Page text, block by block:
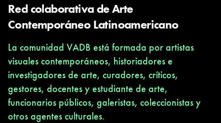
travestido como proyecto y realizó distintas muestras. Es autor
del libro Museo Travesti del Perú (2003-2008).
Red colaborativa de Arte
Contemporáneo Latinoamericano
La comunidad VADB está formada por artistas
visuales contemporáneos, historiadores e
investigadores de arte, curadores, críticos,
gestores, docentes y estudiante de arte,
funcionarios públicos, galeristas, coleccionistas y
otros agentes culturales.